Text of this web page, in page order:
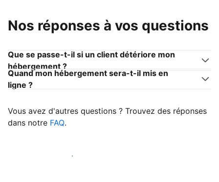
Nos réponses à vos questions
Que se passe-t-il si un client détériore mon
hébergement ?
Quand mon hébergement sera-t-il mis en
ligne ?
Vous avez d'autres questions ? Trouvez des réponses
dans notre FAQ.
Accueillir mes premiers clients